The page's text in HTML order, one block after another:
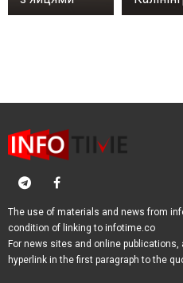
The use of materials and news from
condition of linking to infotime.co
For news sites and online
hyperlink in the first paragraph to the